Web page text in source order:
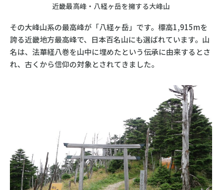
近畿最高峰・八経ヶ岳を擁する大峰山
その大峰山系の最高峰が「八経ヶ岳」です。標高1,915mを
誇る近畿地方最高峰で、日本百名山にも選ばれています。山
名は、法華経八巻を山中に埋めたという伝承に由来するとさ
れ、古くから信仰の対象とされてきました。